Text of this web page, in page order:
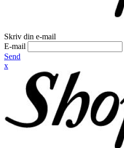
Skriv din e-mail
E-mail
Send
x